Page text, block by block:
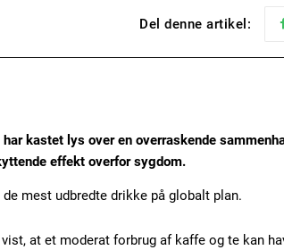
Del denne artikel:
har kastet lys over en overraskende
effekt overfor sygdom.
mest udbredte drikke på globalt plan.
at et moderat forbrug af kaffe og te kan